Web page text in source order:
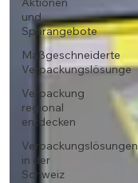
und
Sparangebote
Maßgeschneiderte
Verpackungslösunge
Verpackung
regional
entdecken
Verpackungslösungen
in der
Schweiz